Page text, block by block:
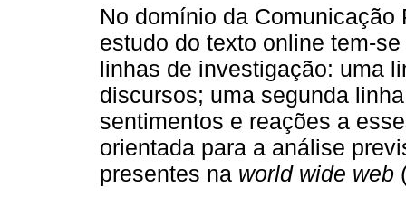
No domínio da
estudo do texto online tem-
linhas de investigação: uma
discursos; uma segunda
sentimentos e reações a
orientada para a análise
presentes na world wide web